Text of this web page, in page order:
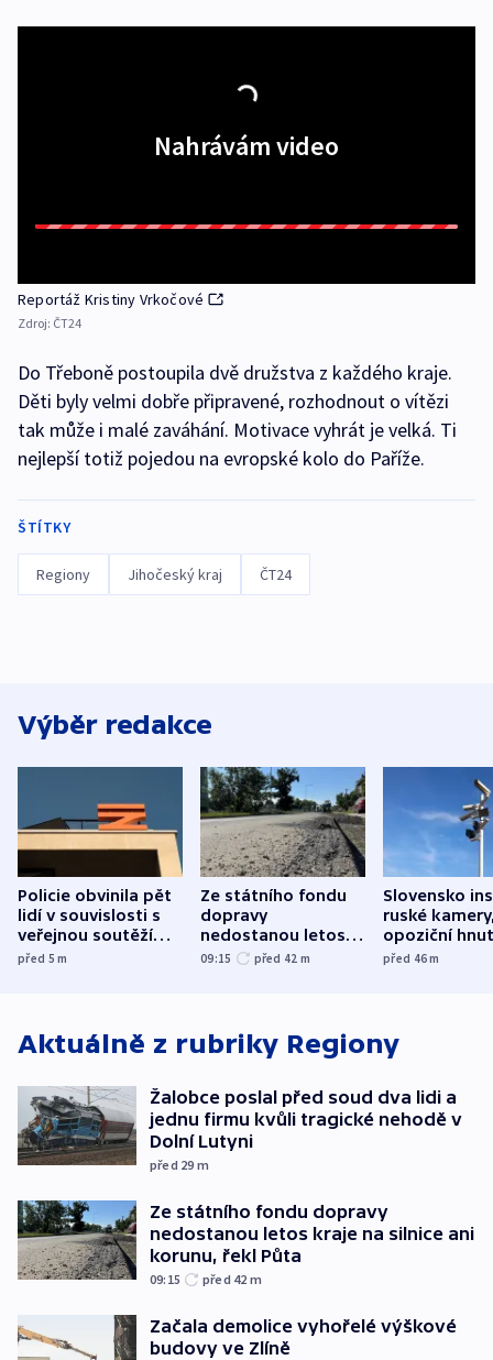
Nahrávám video
Reportáž Kristiny Vrkočové
Zdroj: ČT24
Do Třeboně postoupila dvě družstva z každého kraje.
Děti byly velmi dobře připravené, rozhodnout o vítězi
tak může i malé zaváhání. Motivace vyhrát je velká. Ti
nejlepší totiž pojedou na evropské kolo do Paříže.
ŠTÍTKY
Regiony Jihočeský kraj ČT24
Výběr redakce
Policie obvinila pět
lidí v souvislosti s
veřejnou soutěží
Správy železnic
před 5m
Ze státního fondu
dopravy
nedostanou letos
kraje na silnice ani
09:15 před 42 m
Slovensko
ruské
opoziční
před 46m
Aktuálně z rubriky Regiony
Žalobce poslal před soud dva lidi a
jednu firmu kvůli tragické nehodě v
Dolní Lutyni
před 29 m
Ze státního fondu dopravy
nedostanou letos kraje na silnice ani
korunu, řekl Půta
09:15 před 42 m
Začala demolice vyhořelé výškové
budovy ve Zlíně